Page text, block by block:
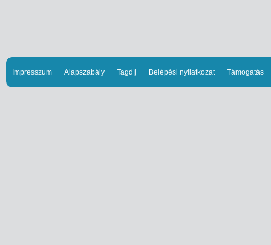
Impresszum Alapszabály Tagdíj Belépési nyilatkozat Támogatás